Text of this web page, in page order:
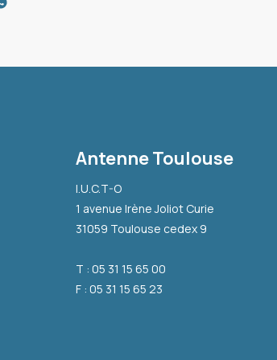
Antenne Toulouse
I.U.C.T-O
1 avenue Irène Joliot Curie
31059 Toulouse cedex 9
T : 05 31 15 65 00
F : 05 31 15 65 23